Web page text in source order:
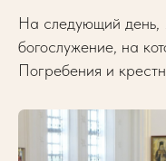
На следующий день,
богослужение, на
Погребения и